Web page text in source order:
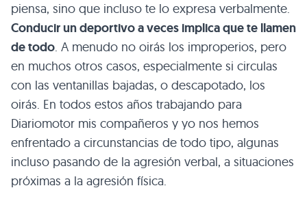
piensa, sino que incluso te lo expresa verbalmente.
Conducir un deportivo a veces implica que te llamen
de todo. A menudo no oirás los improperios, pero
en muchos otros casos, especialmente si circulas
con las ventanillas bajadas, o descapotado, los
oirás. En todos estos años trabajando para
Diariomotor mis compañeros y yo nos hemos
enfrentado a circunstancias de todo tipo, algunas
incluso pasando de la agresión verbal, a situaciones
próximas a la agresión física.